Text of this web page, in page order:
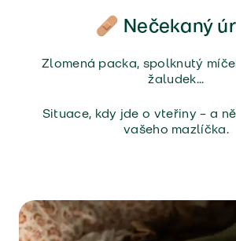
🩹 Nečekaný
Zlomená packa, spolknutý
žaludek...
Situace, kdy jde o vteřiny – a
vašeho mazlíčka.